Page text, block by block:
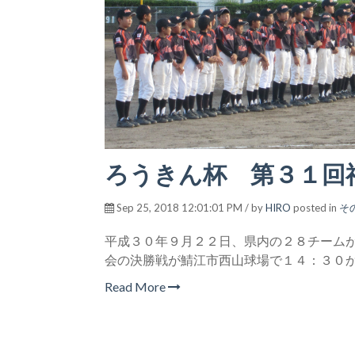
ろうきん杯 第３１回
Sep 25, 2018 12:01:01 PM / byHIRO posted in そ
平成３０年９月２２日、 県内の２８チーム
会の決勝戦が鯖江市西山球場で１４：３０
Read More